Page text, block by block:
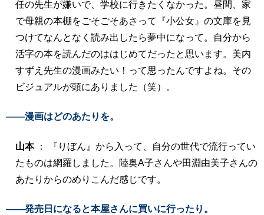
任の先生が嫌いで、学校に行きたくなかった。昼間、家
で母親の本棚をごそごそあさって『小公女』の文庫を見
つけてなんとなく読み出したら夢中になって。自分から
活字の本を読んだのははじめてだったと思います。美内
すずえ先生の漫画みたい！って思ったんですよね。その
ビジュアルが頭にありました（笑）。
――漫画はどのあたりを。
山本： 『りぼん』から入って、自分の世代で流行ってい
たものは網羅しました。陸奥A子さんや田淵由美子さんの
あたりからのめりこんだ感じです。
――発売日になると本屋さんに買いに行ったり。